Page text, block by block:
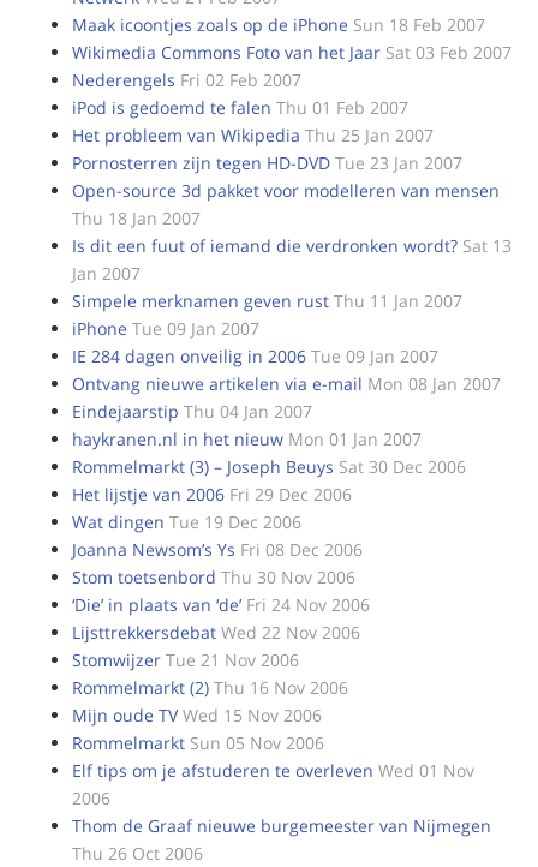
Maak icoontjes zoals op de iPhone Sun 18 Feb 2007
Wikimedia Commons Foto van het Jaar Sat 03 Feb 2007
Nederengels Fri 02 Feb 2007
iPod is gedoemd te falen Thu 01 Feb 2007
Het probleem van Wikipedia Thu 25 Jan 2007
Pornosterren zijn tegen HD-DVD Tue 23 Jan 2007
Open-source 3d pakket voor modelleren van mensen
Thu 18 Jan 2007
Is dit een fuut of iemand die verdronken wordt? Sat 13
Jan 2007
Simpele merknamen geven rust Thu 11 Jan 2007
iPhone Tue 09 Jan 2007
IE 284 dagen onveilig in 2006 Tue 09 Jan 2007
Ontvang nieuwe artikelen via e-mail Mon 08 Jan 2007
Eindejaarstip Thu 04 Jan 2007
haykranen.nl in het nieuw Mon 01 Jan 2007
Rommelmarkt (3) – Joseph Beuys Sat 30 Dec 2006
Het lijstje van 2006 Fri 29 Dec 2006
Wat dingen Tue 19 Dec 2006
Joanna Newsom’s Ys Fri 08 Dec 2006
Stom toetsenbord Thu 30 Nov 2006
‘Die’ in plaats van ‘de’ Fri 24 Nov 2006
Lijsttrekkersdebat Wed 22 Nov 2006
Stomwijzer Tue 21 Nov 2006
Rommelmarkt (2) Thu 16 Nov 2006
Mijn oude TV Wed 15 Nov 2006
Rommelmarkt Sun 05 Nov 2006
Elf tips om je afstuderen te overleven Wed 01 Nov
2006
Thom de Graaf nieuwe burgemeester van Nijmegen
Thu 26 Oct 2006